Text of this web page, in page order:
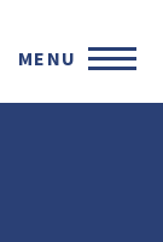
MENU